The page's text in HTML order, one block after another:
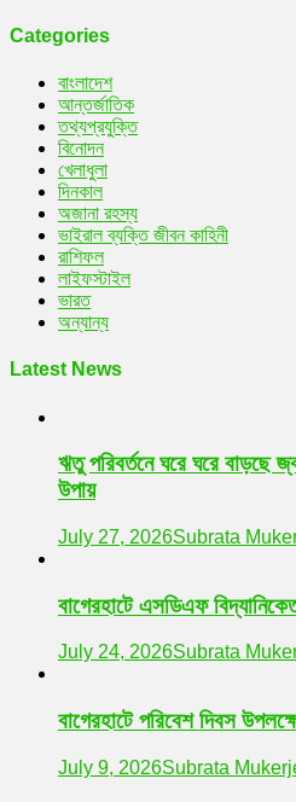
Categories
বাংলাদেশ
আন্তর্জাতিক
তথ্যপ্রযুক্তি
বিনোদন
খেলাধুলা
দিনকাল
অজানা রহস্য
ভাইরাল ব্যক্তি জীবন কাহিনী
রাশিফল
লাইফস্টাইল
ভারত
অন্যান্য
Latest News
ঋতু পরিবর্তনে ঘরে ঘরে বাড়ছে
উপায়
July 27, 2026Subrata
বাগেরহাটে এসডিএফ
July 24, 2026Subrata
বাগেরহাটে পরিবেশ দিবস
July 9, 2026Subrata